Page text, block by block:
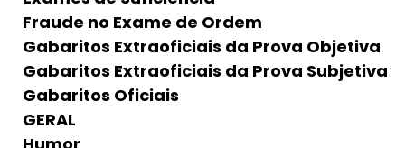
Fraude no Exame de Ordem
Gabaritos Extraoficiais da Prova Objetiva
Gabaritos Extraoficiais da Prova Subjetiva
Gabaritos Oficiais
GERAL